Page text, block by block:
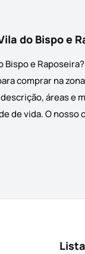
do Bispo e
Bispo e
comprar na
áreas e
de vida. O